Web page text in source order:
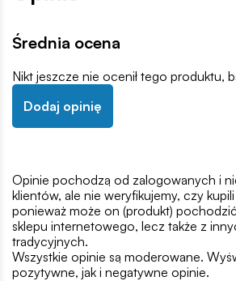
Średnia ocena
Nikt jeszcze nie ocenił tego produktu,
Dodaj opinię
Opinie pochodzą od zalogowanych i
klientów, ale nie weryfikujemy, czy
ponieważ może on (produkt)
sklepu internetowego, lecz także z
tradycyjnych.
Wszystkie opinie są moderowane.
pozytywne, jak i negatywne opinie.